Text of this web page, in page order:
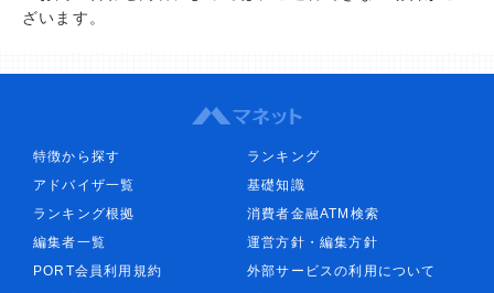
ざいます。
特徴から探す
ランキング
アドバイザ一覧
基礎知識
ランキング根拠
消費者金融ATM検索
編集者一覧
運営方針・編集方針
PORT会員利用規約
外部サービスの利用について